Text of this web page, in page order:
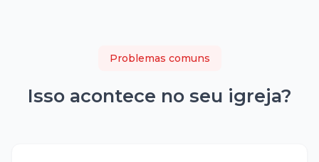
Problemas comuns
Isso acontece no seu igreja?